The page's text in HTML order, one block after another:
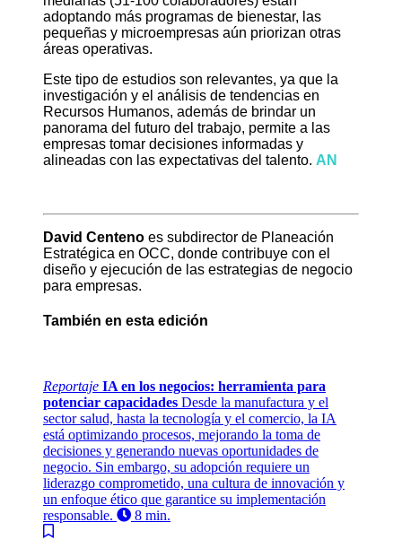
adoptando más programas de bienestar, las
pequeñas y microempresas aún priorizan otras
áreas operativas.
Este tipo de estudios son relevantes, ya que la
investigación y el análisis de tendencias en
Recursos Humanos, además de brindar un
panorama del futuro del trabajo, permite a las
empresas tomar decisiones informadas y
alineadas con las expectativas del talento. AN
David Centeno es subdirector de Planeación
Estratégica en OCC, donde contribuye con el
diseño y ejecución de las estrategias de negocio
para empresas.
También en esta edición
Reportaje IA en los negocios: herramienta para
potenciar capacidades Desde la manufactura y el
sector salud, hasta la tecnología y el comercio, la IA
está optimizando procesos, mejorando la toma de
decisiones y generando nuevas oportunidades de
negocio. Sin embargo, su adopción requiere un
liderazgo comprometido, una cultura de innovación y
un enfoque ético que garantice su implementación
responsable.
8 min.